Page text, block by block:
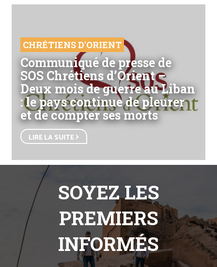
CHRÉTIENS D'ORIENT
Communiqué de presse de
SOS Chrétiens d’Orient –
Deux mois de guerre au Liban
: le pays continue de pleurer
et de compter ses morts
LIRE LA SUITE
SOYEZ LES
PREMIERS
INFORMÉS